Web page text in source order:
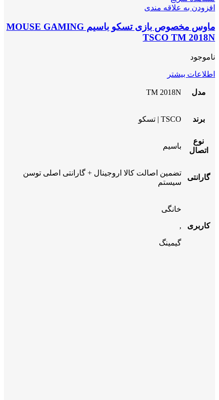
افزودن به علاقه مندی
ماوس مخصوص بازی تسکو باسیم MOUSE GAMING
TSCO TM 2018N
ناموجود
اطلاعات بیشتر
مدل TM 2018N
برند TSCO | تسکو
نوع
اتصال
باسیم
گارانتی
تضمین اصالت کالا اروجینال + گارانتی اصلی توسن
سیستم
کاربری
خانگی
,
گیمینگ